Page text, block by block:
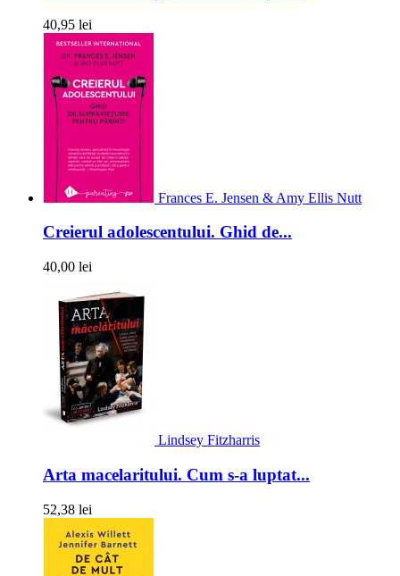
40,95 lei
Frances E. Jensen & Amy Ellis Nutt
Creierul adolescentului. Ghid de...
40,00 lei
Lindsey Fitzharris
Arta macelaritului. Cum s-a luptat...
52,38 lei